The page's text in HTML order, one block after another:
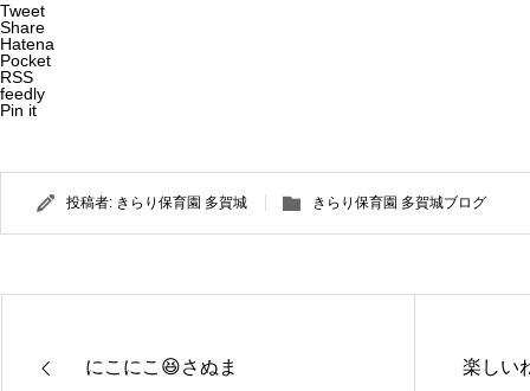
Tweet
Share
Hatena
Pocket
RSS
feedly
Pin it
投稿者: きらり保育園 多賀城 きらり保育園 多賀城ブログ
にこにこ😆さぬま 楽しい